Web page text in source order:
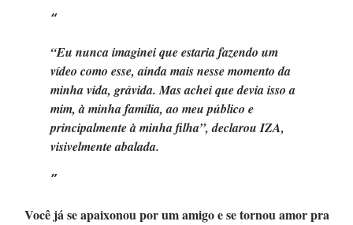
“Eu nunca imaginei que estaria fazendo um
vídeo como esse, ainda mais nesse momento da
minha vida, grávida. Mas achei que devia isso a
mim, à minha família, ao meu público e
principalmente à minha filha”, declarou IZA,
visivelmente abalada.
Você já se apaixonou por um amigo e se tornou amor pra